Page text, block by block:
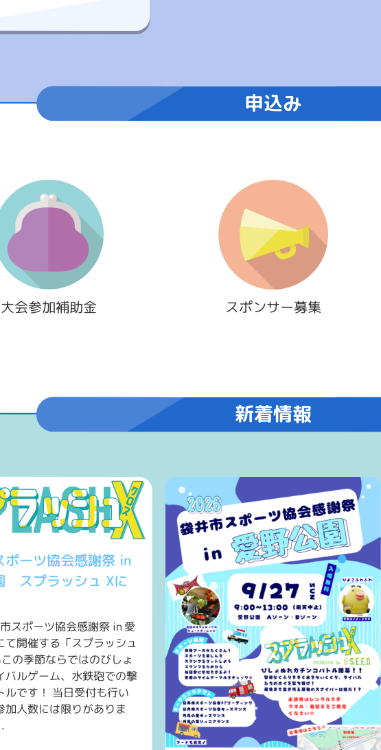
申込み
大会参加補助金 スポンサー募集
新着情報
ポーツ協会感謝祭 in
スプラッシュ Xに
スポーツ協会感謝祭 in 愛
開催する「スプラッシュ
の季節ならではのびしょ
バルゲーム、水鉄砲での撃
ルです！ 当日受付も行い
加人数には限りがありま